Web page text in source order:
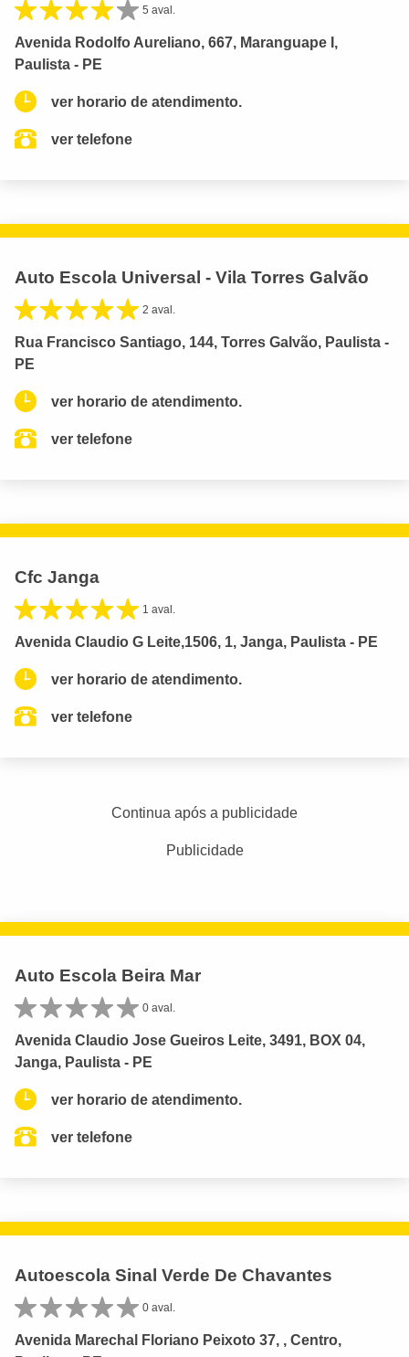
5 aval.
Avenida Rodolfo Aureliano, 667, Maranguape I,
Paulista - PE
ver horario de atendimento.
ver telefone
Auto Escola Universal - Vila Torres Galvão
2 aval.
Rua Francisco Santiago, 144, Torres Galvão, Paulista -
PE
ver horario de atendimento.
ver telefone
Cfc Janga
1 aval.
Avenida Claudio G Leite,1506, 1, Janga, Paulista - PE
ver horario de atendimento.
ver telefone
Continua após a publicidade
Publicidade
Auto Escola Beira Mar
0 aval.
Avenida Claudio Jose Gueiros Leite, 3491, BOX 04,
Janga, Paulista - PE
ver horario de atendimento.
ver telefone
Autoescola Sinal Verde De Chavantes
0 aval.
Avenida Marechal Floriano Peixoto 37, , Centro,